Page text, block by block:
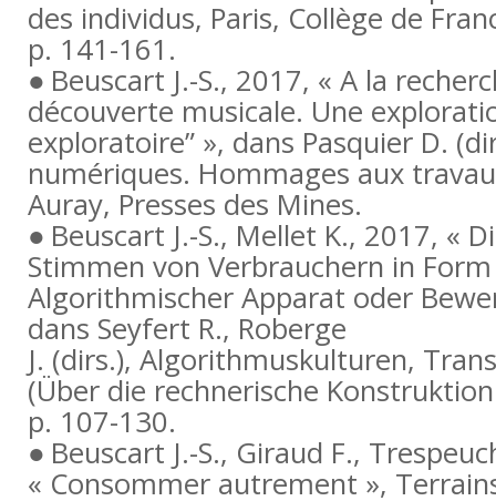
des individus, Paris, Collège de
p. 141-161.
Beuscart J.-S., 2017, « A la
découverte musicale. Une
exploratoire” », dans Pasquier D.
numériques. Hommages aux
Auray, Presses des Mines.
Beuscart J.-S., Mellet K., 2017, «
Stimmen von Verbrauchern in
Algorithmischer Apparat oder
dans Seyfert R., Roberge
J. (dirs.), Algorithmuskulturen,
(Über die rechnerische
p. 107-130.
Beuscart J.-S., Giraud F.,
« Consommer autrement »,